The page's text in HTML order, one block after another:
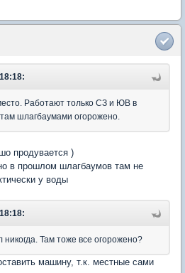
Работают только СЗ и ЮВ в
шлагбаумами огорожено.
продувается )
в прошлом шлагбаумов там не
у воды
Там тоже все огорожено?
машину, т.к. местные сами